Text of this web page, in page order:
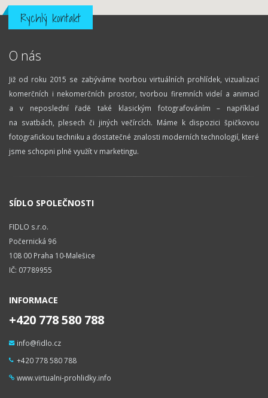
Rychlý kontakt
O nás
Již od roku 2015 se zabýváme tvorbou virtuálních prohlídek, vizualizací
komerčních i nekomerčních prostor, tvorbou firemních videí a animací
a v neposlední řadě také klasickým fotografováním – například
na svatbách, plesech či jiných večírcích. Máme k dispozici špičkovou
fotografickou techniku a dostatečné znalosti moderních technologií, které
jsme schopni plně využít v marketingu.
SÍDLO SPOLEČNOSTI
FIDLO s.r.o.
Počernická 96
108 00 Praha 10-Malešice
IČ: 07789955
INFORMACE
+420 778 580 788
info@fidlo.cz
+420 778 580 788
www.virtualni-prohlidky.info